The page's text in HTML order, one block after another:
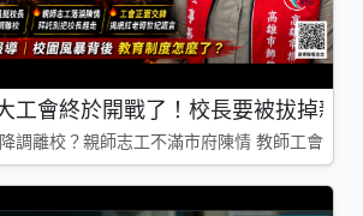
工會終於開戰了！校長要被拔掉親
調離校？親師志工不滿市府陳情 教師工會槓